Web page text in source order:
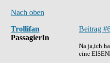
Nach oben
Trollifan
PassagierIn
Beitrag
Na ja,ich
eine